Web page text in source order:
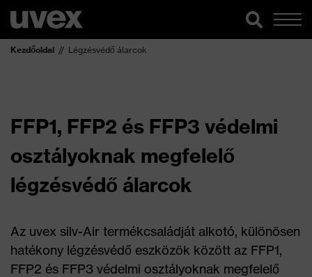
Kezdőoldal Légzésvédő álarcok
FFP1, FFP2 és FFP3 védelmi
osztályoknak megfelelő
légzésvédő álarcok
Az uvex silv-Air termékcsaládját alkotó, különösen
hatékony légzésvédő eszközök között az FFP1,
FFP2 és FFP3 védelmi osztályoknak megfelelő